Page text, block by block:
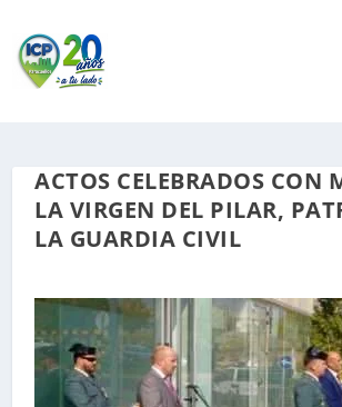
ACTOS CELEBRADOS CON
LA VIRGEN DEL PILAR,
LA GUARDIA CIVIL